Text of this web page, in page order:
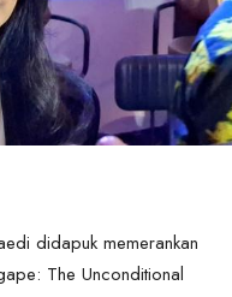
didapuk memerankan
The Unconditional